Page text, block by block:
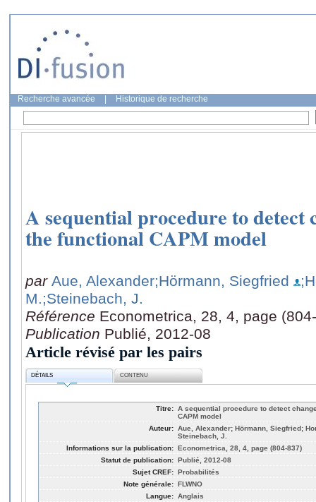
Recherche avancée Historique de recherche
A sequential procedure to detect
the functional CAPM model
par Aue, Alexander;Hörmann, Siegfried
M.;Steinebach, J.
Référence Econometrica, 28, 4, page
Publication Publié, 2012-08
Article révisé par les pairs
DÉTAILS CONTENU
Titre: A sequential procedure to detect
CAPM model
Auteur: Aue, Alexander; Hörmann, Siegfried;
Steinebach, J.
Informations sur la publication: Econometrica, 28, 4, page (804-837)
Statut de publication: Publié, 2012-08
Sujet CREF: Probabilités
Note générale: FLWNO
Langue: Anglais